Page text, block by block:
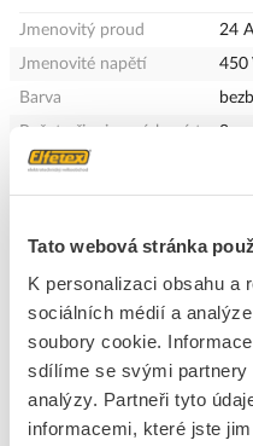
Tato webová stránka
K personalizaci obsahu a
sociálních médií a
soubory cookie.
sdílíme se svými
analýzy. Partneři tyto
informacemi, které jste
Jmenovitý proud
24 A
Jmenovité napětí
450
Barva
Počet připojovacích míst
8
Vhodné pro masivní kabel
Vhodné pro vícedrátové
Ne
Vhodné pro flexibilní
kabely
Ne
Průhledný
Ano
S ovládacími pákami
Ne